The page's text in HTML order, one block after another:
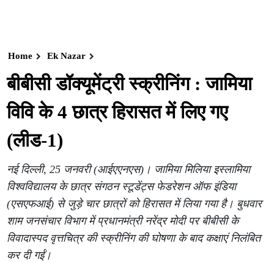
Home Ek Nazar
बीबीसी डॉक्यूमेंट्री स्क्रीनिंग : जामिया
विवि के 4 छात्र हिरासत में लिए गए
(लीड-1)
नई दिल्ली, 25 जनवरी (आईएएनएस)। जामिया मिलिया इस्लामिया
विश्वविद्यालय के छात्र संगठन स्टूडेंट्स फेडरेशन ऑफ इंडिया
(एसएफआई) से जुड़े चार छात्रों को हिरासत में लिया गया है। बुधवार
शाम जनसंचार विभाग में प्रधानमंत्री नरेंद्र मोदी पर बीबीसी के
विवादास्पद वृत्तचित्र की स्क्रीनिंग की घोषणा के बाद कक्षाएं निलंबित
कर दी गईं।